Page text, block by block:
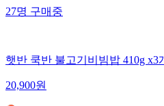
27명구매중
햇반 쿡반 불고기비빔밥 410g x3
20,900원